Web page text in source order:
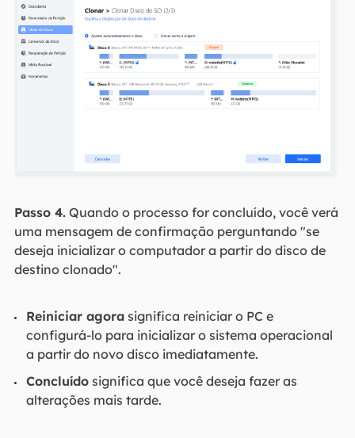
Passo 4.Quando o processo for concluído, você verá
uma mensagem de confirmação perguntando "se
deseja inicializar o computador a partir do disco de
destino clonado".
Reiniciar agorasignifica reiniciar o PC e
configurá-lo para inicializar o sistema operacional
a partir do novo disco imediatamente.
Concluídosignifica que você deseja fazer as
alterações mais tarde.